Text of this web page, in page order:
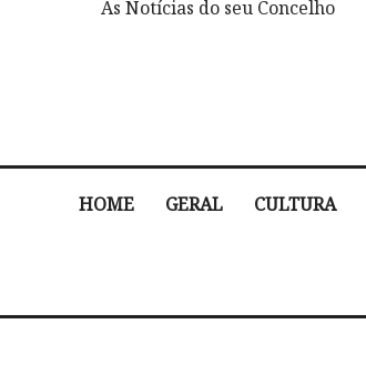
As Notícias do seu Concelho
HOME GERAL CULTURA